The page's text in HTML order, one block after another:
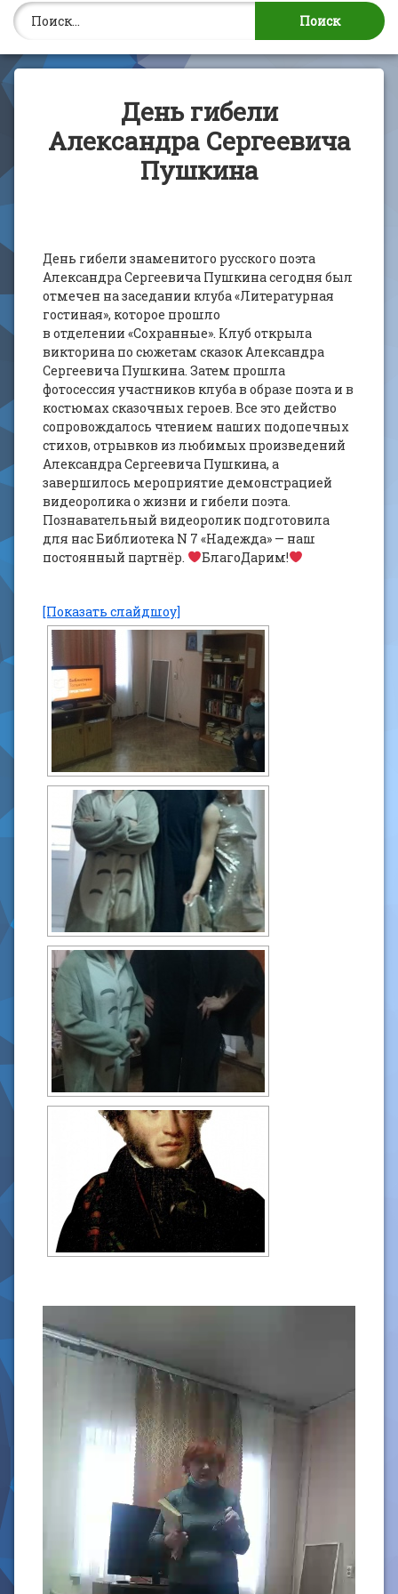
Найти:
День гибели
Александра Сергеевича
Пушкина
День гибели знаменитого русского поэта
Александра Сергеевича Пушкина сегодня был
отмечен на заседании клуба «Литературная
гостиная», которое прошло
в отделении «Сохранные». Клуб открыла
викторина по сюжетам сказок Александра
Сергеевича Пушкина. Затем прошла
фотосессия участников клуба в образе поэта и в
костюмах сказочных героев. Все это действо
сопровождалось чтением наших подопечных
стихов, отрывков из любимых произведений
Александра Сергеевича Пушкина, а
завершилось мероприятие демонстрацией
видеоролика о жизни и гибели поэта.
Познавательный видеоролик подготовила
для нас Библиотека N 7 «Надежда» — наш
постоянный партнёр.
БлагоДарим!
[Показать слайдшоу]